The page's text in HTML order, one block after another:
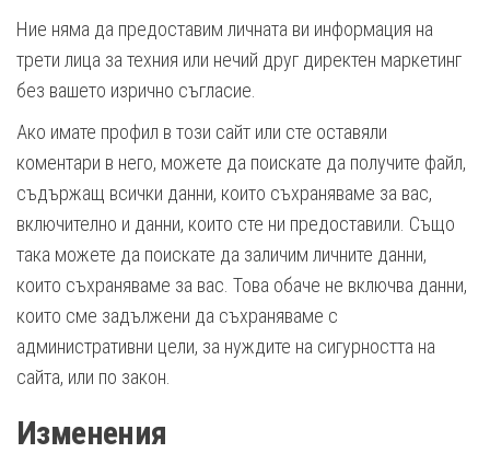
Ние няма да предоставим личната ви информация на
трети лица за техния или нечий друг директен маркетинг
без вашето изрично съгласие.
Ако имате профил в този сайт или сте оставяли
коментари в него, можете да поискате да получите файл,
съдържащ всички данни, които съхраняваме за вас,
включително и данни, които сте ни предоставили. Също
така можете да поискате да заличим личните данни,
които съхраняваме за вас. Това обаче не включва данни,
които сме задължени да съхраняваме с
административни цели, за нуждите на сигурността на
сайта, или по закон.
Изменения